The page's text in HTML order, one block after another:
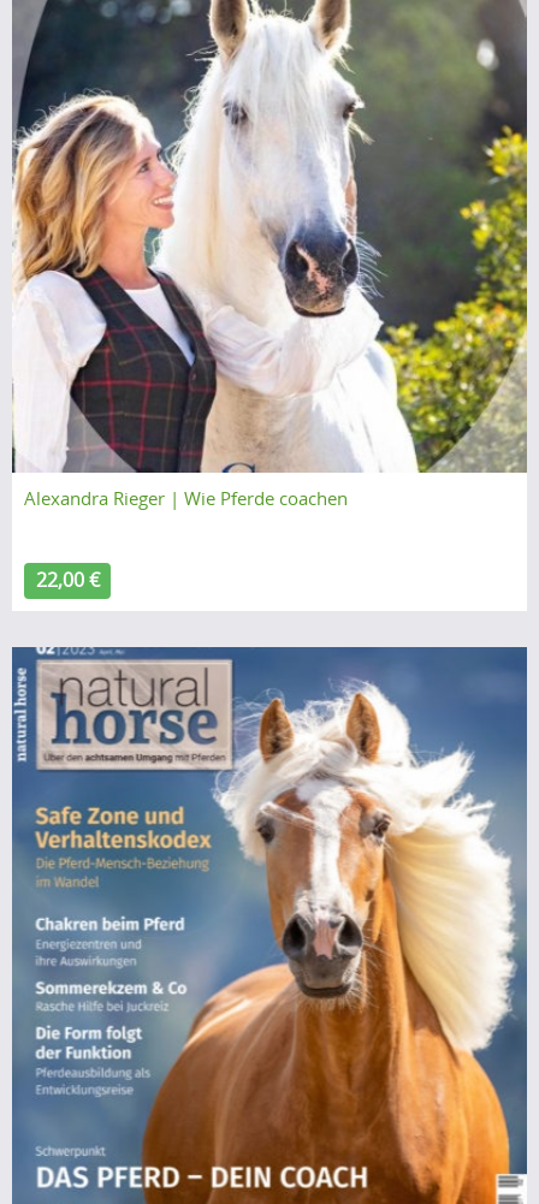
Alexandra Rieger | Wie Pferde coachen
22,00 €